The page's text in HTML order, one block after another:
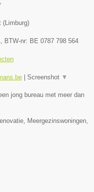
( Limburg)
, BTW-nr: BE 0787 798 564
Screenshot ▼
jong bureau met meer dan
Meergezinswoningen,